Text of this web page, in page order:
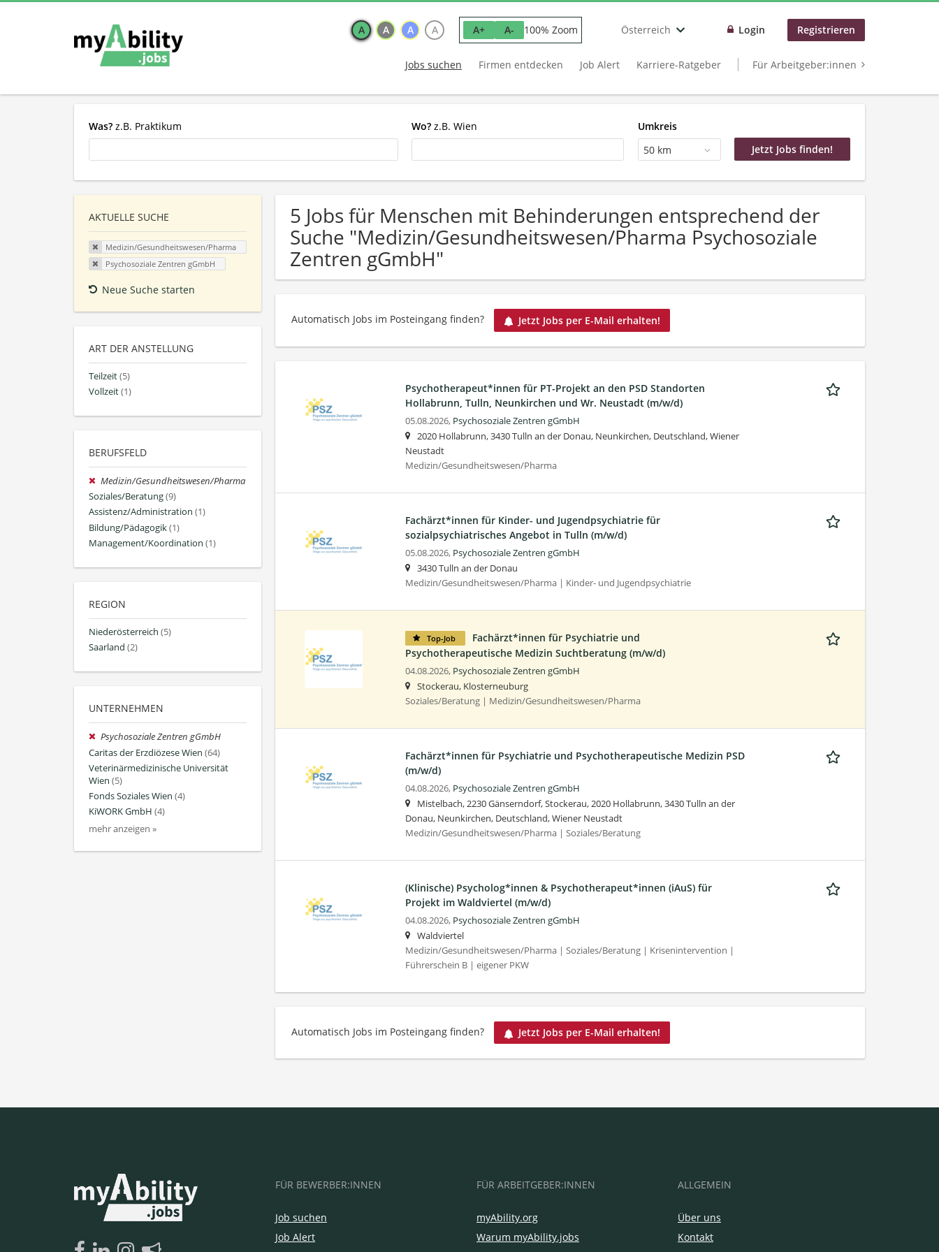
A A A A A+ A- 100% Zoom Österreich Login Registrieren
Jobs suchen Firmen entdecken Job Alert Karriere-Ratgeber Für Arbeitgeber:innen
Was? z.B. Praktikum Wo? z.B. Wien
Umkreis
50 km
AKTUELLE SUCHE
Medizin/Gesundheitswesen/Pharma
Psychosoziale Zentren gGmbH
Neue Suche starten
ART DER ANSTELLUNG
Teilzeit(5)
Vollzeit(1)
BERUFSFELD
Medizin/Gesundheitswesen/Pharma
Soziales/Beratung(9)
Assistenz/Administration (1)
Bildung/Pädagogik(1)
Management/Koordination (1)
REGION
Niederösterreich (5)
Saarland (2)
UNTERNEHMEN
Psychosoziale Zentren gGmbH
Caritas der Erzdiözese Wien (64)
Veterinärmedizinische Universität
Wien (5)
Fonds Soziales Wien (4)
KiWORK GmbH (4)
mehr anzeigen »
5 Jobs für Menschen mit Behinderungen entsprechend der
Suche "Medizin/Gesundheitswesen/Pharma Psychosoziale
Zentren gGmbH"
Automatisch Jobs im Posteingang finden? Jetzt Jobs per E-Mail erhalten!
Psychotherapeut*innen für PT-Projekt an den PSD Standorten
Hollabrunn, Tulln, Neunkirchen und Wr. Neustadt (m/w/d)
05.08.2026, Psychosoziale Zentren gGmbH
2020 Hollabrunn, 3430 Tulln an der Donau, Neunkirchen, Deutschland, Wiener
Neustadt
Medizin/Gesundheitswesen/Pharma
Fachärzt*innen für Kinder- und Jugendpsychiatrie für
sozialpsychiatrisches Angebot in Tulln (m/w/d)
05.08.2026, Psychosoziale Zentren gGmbH
3430 Tulln an der Donau
Medizin/Gesundheitswesen/Pharma | Kinder- und Jugendpsychiatrie
Top-Job
Fachärzt*innen für Psychiatrie und
Psychotherapeutische Medizin Suchtberatung (m/w/d)
04.08.2026, Psychosoziale Zentren gGmbH
Stockerau, Klosterneuburg
Soziales/Beratung | Medizin/Gesundheitswesen/Pharma
Fachärzt*innen für Psychiatrie und Psychotherapeutische Medizin PSD
(m/w/d)
04.08.2026, Psychosoziale Zentren gGmbH
Mistelbach, 2230 Gänserndorf, Stockerau, 2020 Hollabrunn, 3430 Tulln an der
Donau, Neunkirchen, Deutschland, Wiener Neustadt
Medizin/Gesundheitswesen/Pharma | Soziales/Beratung
(Klinische) Psycholog*innen & Psychotherapeut*innen (iAuS) für
Projekt im Waldviertel (m/w/d)
04.08.2026, Psychosoziale Zentren gGmbH
Waldviertel
Medizin/Gesundheitswesen/Pharma | Soziales/Beratung | Krisenintervention |
Führerschein B | eigener PKW
Automatisch Jobs im Posteingang finden? Jetzt Jobs per E-Mail erhalten!
FÜR BEWERBER:INNEN
Job suchen
Job Alert
FÜR ARBEITGEBER:INNEN
myAbility.org
Warum myAbility.jobs
ALLGEMEIN
Über uns
Kontakt